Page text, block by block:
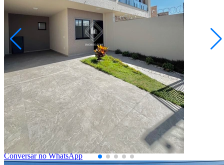
Cará-cará
R$ 533.000,00
Sobrado no Campo Belo
Ponta Grossa/PR
2072683.001
3Quartos
1 Suíte
2Vagas
110,00 Área Privativa (m²)
Conversar no WhatsApp